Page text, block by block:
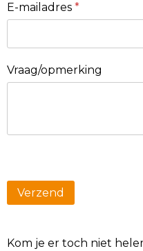
E-mailadres *
Vraag/opmerking
Kom je er toch niet